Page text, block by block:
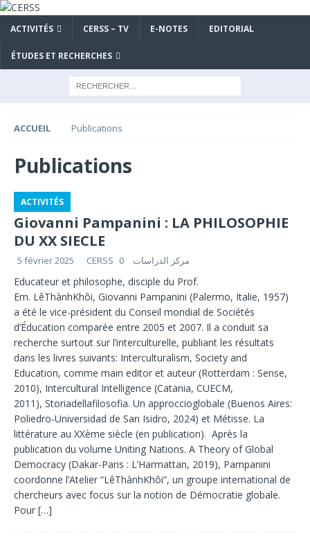
ACTIVITÉS CERSS – TV E-NOTES EDITORIAL
ÉTUDES ET RECHERCHES
ACCUEIL Publications
Publications
ACTIVITÉS
Giovanni Pampanini : LA PHILOSOPHIE
DU XX SIECLE
5 février 2025 CERSS مركز الدراسات 0
Educateur et philosophe, disciple du Prof.
Em. LêThànhKhôi, Giovanni Pampanini (Palermo, Italie, 1957)
a été le vice-président du Conseil mondial de Sociétés
d’Éducation comparée entre 2005 et 2007. Il a conduit sa
recherche surtout sur l’interculturelle, publiant les résultats
dans les livres suivants: Interculturalism, Society and
Education, comme main editor et auteur (Rotterdam : Sense,
2010), Intercultural Intelligence (Catania, CUECM,
2011), Storiadellafilosofia. Un approccioglobale (Buenos Aires:
Poliedro-Universidad de San Isidro, 2024) et Métisse. La
littérature au XXème siècle (en publication). Après la
publication du volume Uniting Nations. A Theory of Global
Democracy (Dakar-Paris : L’Harmattan, 2019), Pampanini
coordonne l’Atelier “LêThànhKhôi”, un groupe international de
chercheurs avec focus sur la notion de Démocratie globale.
Pour […]